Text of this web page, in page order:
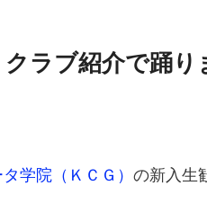
ラブ紹介で踊り
学院（ＫＣＧ）の新入生